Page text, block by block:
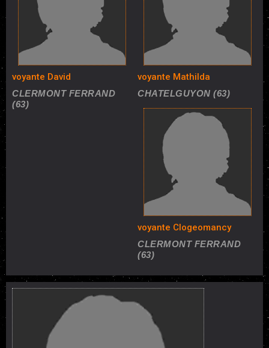
voyante David
CLERMONT FERRAND
(63)
voyante Mathilda
CHATELGUYON (63)
voyante Clogeomancy
CLERMONT FERRAND
(63)